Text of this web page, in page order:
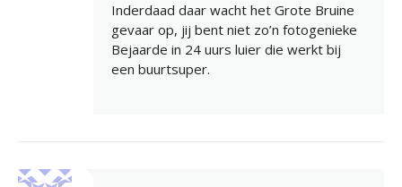
Inderdaad daar wacht het Grote Bruine
gevaar op, jij bent niet zo’n fotogenieke
Bejaarde in 24 uurs luier die werkt bij
een buurtsuper.